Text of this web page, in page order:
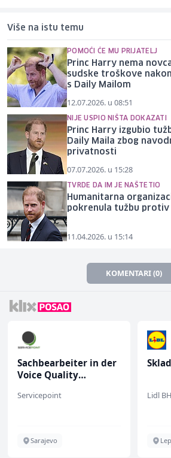
Više na istu temu
POMOĆI ĆE MU PRIJATELJ
Princ Harry nema
sudske troškove
s Daily Mailom
12.07.2026. u 08:51
NIJE USPIO NIŠTA DOKAZATI
Princ Harry izgubio
Daily Maila zbog
privatnosti
07.07.2026. u 15:28
TVRDE DA IM JE NAŠTETIO
Humanitarna
pokrenula tužbu protiv
11.04.2026. u 15:14
KOMENTARI (0)
Sachbearbeiter in der
Voice Quality
Servicepoint
Sarajevo
Lidl BH